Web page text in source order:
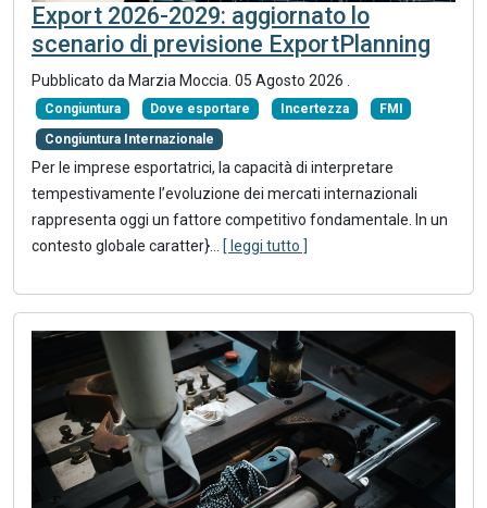
Export 2026-2029: aggiornato lo
scenario di previsione ExportPlanning
Pubblicato da Marzia Moccia 05 Agosto 2026
Congiuntura Dove esportare Incertezza FMI
Congiuntura Internazionale
Per le imprese esportatrici, la capacità di interpretare
tempestivamente l’evoluzione dei mercati internazionali
rappresenta oggi un fattore competitivo fondamentale. In un
contesto globale caratter}... [ leggi tutto ]